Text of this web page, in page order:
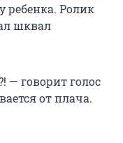
ребенка. Ролик
шквал
— говорит голос
от плача.